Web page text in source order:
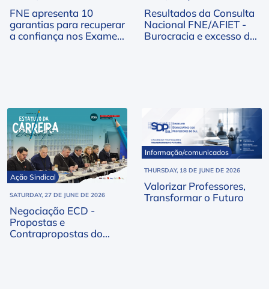
FNE apresenta 10
garantias para recuperar
a confiança nos Exames
Resultados da Consulta
Nacional FNE/AFIET -
Burocracia e excesso de
Ação Sindical
SATURDAY, 27 DE JUNE DE 2026
Negociação ECD -
Propostas e
Contrapropostas do
Informação/comunicados
THURSDAY, 18 DE JUNE DE 2026
Valorizar Professores,
Transformar o Futuro